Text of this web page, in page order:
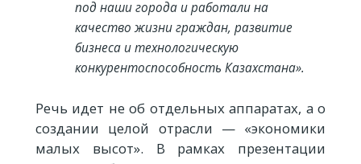
под наши города и работали на
качество жизни граждан, развитие
бизнеса и технологическую
конкурентоспособность Казахстана».
Речь идет не об отдельных аппаратах, а о
создании целой отрасли — «экономики
малых высот». В рамках презентации